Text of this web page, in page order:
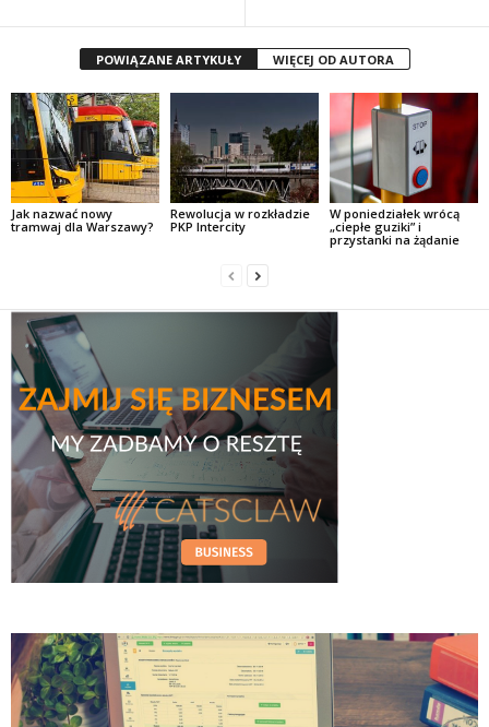
POWIĄZANE ARTYKUŁY WIĘCEJ OD AUTORA
Jak nazwać nowy
tramwaj dla Warszawy?
Rewolucja w rozkładzie
PKP Intercity
W poniedziałek wrócą
„ciepłe guziki” i
przystanki na żądanie